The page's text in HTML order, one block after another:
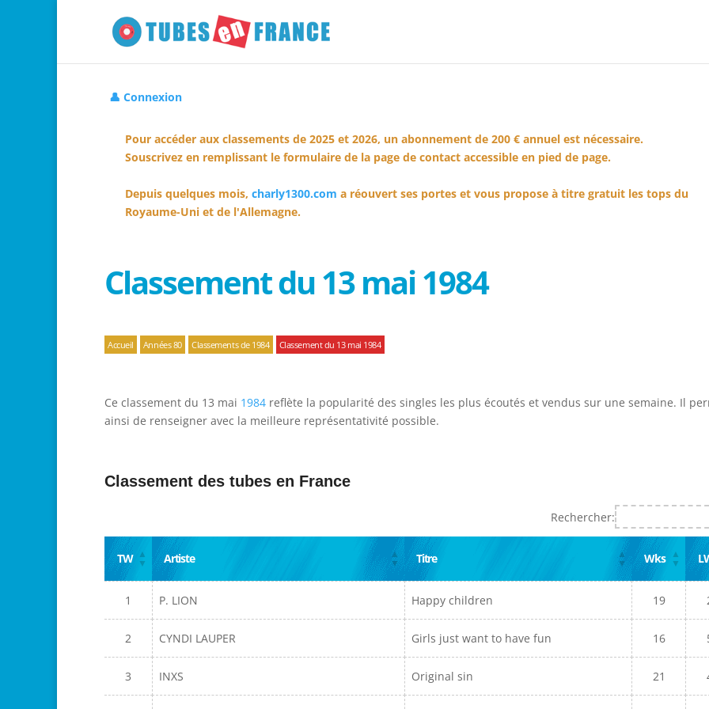
👤 Connexion
Pour accéder aux classements de 2025 et 2026, un abonnement de 200 € annuel est nécessaire.
Souscrivez en remplissant le formulaire de la page de contact accessible en pied de page.
Depuis quelques mois, charly1300.com a réouvert ses portes et vous propose à titre gratuit les tops du
Royaume-Uni et de l'Allemagne.
Classement du 13 mai 1984
Accueil Années 80 Classements de 1984 Classement du 13 mai 1984
Ce classement du 13 mai 1984 reflète la popularité des singles les plus écoutés et vendus sur une semaine. Il
ainsi de renseigner avec la meilleure représentativité possible.
Classement des tubes en France
Rechercher:
TW Artiste Titre Wks
1 P. LION Happy children 19
2 CYNDI LAUPER Girls just want to have fun 16
3 INXS Original sin 21